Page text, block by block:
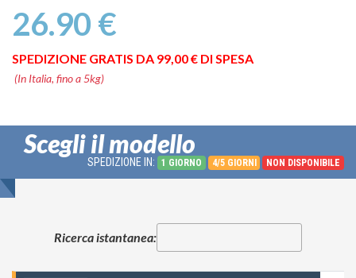
26.90 €
SPEDIZIONE GRATIS DA 99,00 € DI SPESA
(In Italia, fino a 5kg)
Scegli il modello
SPEDIZIONE IN: 1 GIORNO 4/5 GIORNI NON DISPONIBILE
Ricerca istantanea: